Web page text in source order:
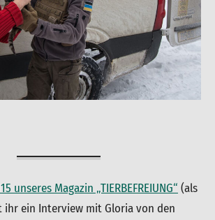
unseres Magazin „TIERBEFREIUNG“ (als
ihr ein Interview mit Gloria von den